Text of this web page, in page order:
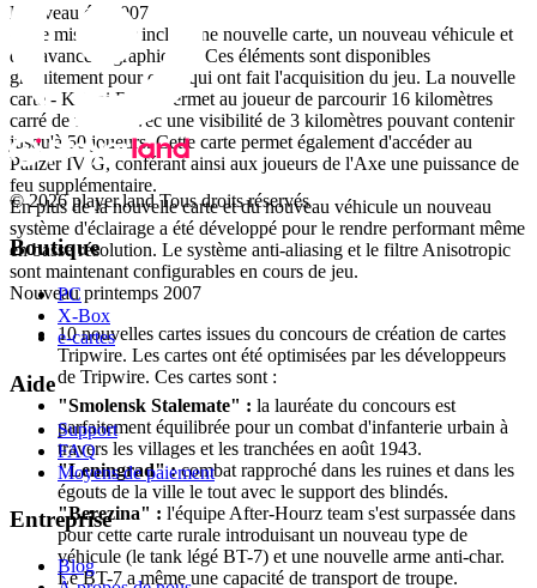
Nouveau été 2007
Cette mise à jour inclus une nouvelle carte, un nouveau véhicule et
des avancées graphiques. Ces éléments sont disponibles
gratuitement pour ceux qui ont fait l'acquisition du jeu. La nouvelle
carte - Krivoi Rog - permet au joueur de parcourir 16 kilomètres
carré de terrain avec une visibilité de 3 kilomètres pouvant contenir
jusqu'à 50 joueurs. Cette carte permet également d'accéder au
Panzer IV G, conférant ainsi aux joueurs de l'Axe une puissance de
feu supplémentaire.
En plus de la nouvelle carte et du nouveau véhicule un nouveau
système d'éclairage a été développé pour le rendre performant même
en basse résolution. Le système anti-aliasing et le filtre Anisotropic
sont maintenant configurables en cours de jeu.
Nouveau printemps 2007
10 nouvelles cartes issues du concours de création de cartes
Tripwire. Les cartes ont été optimisées par les développeurs
de Tripwire. Ces cartes sont :
"Smolensk Stalemate" : la lauréate du concours est
parfaitement équilibrée pour un combat d'infanterie urbain à
travers les villages et les tranchées en août 1943.
"Leningrad" :combat rapproché dans les ruines et dans les
égouts de la ville le tout avec le support des blindés.
"Berezina" : l'équipe After-Hourz team s'est surpassée dans
pour cette carte rurale introduisant un nouveau type de
véhicule (le tank légé BT-7) et une nouvelle arme anti-char.
Le BT-7 a même une capacité de transport de troupe.
© 2026 player.land Tous droits réservés
Boutique
PC
X-Box
e-cartes
Aide
Support
FAQ
Moyens de paiement
Entreprise
Blog